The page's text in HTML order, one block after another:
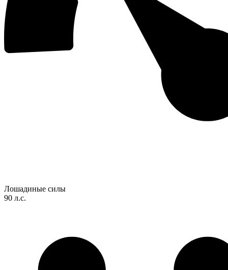
Лошадиные силы
90 л.с.